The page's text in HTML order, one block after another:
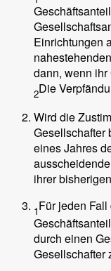
Einrichtungen
dann, wenn
2Die
Wird die
Gesellschafter
eines Jahres
ihrer
1Für jeden
durch einen
Gesellschafter